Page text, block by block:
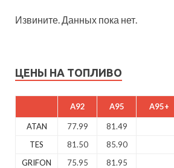
Извините. Данных пока нет.
ЦЕНЫ НА ТОПЛИВО
A92 A95 A95+
ATAN 77.99 81.49
TES
81.50 85.90
GRIFON
75.95 81.95